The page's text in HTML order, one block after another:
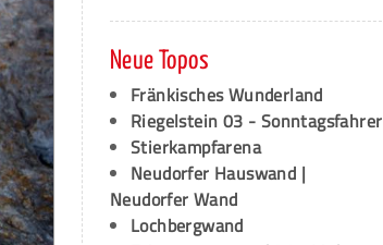
Neue Topos
Fränkisches Wunderland
Riegelstein 03 - Sonntagsfahrer
Stierkampfarena
Neudorfer Hauswand |
Neudorfer Wand
Lochbergwand